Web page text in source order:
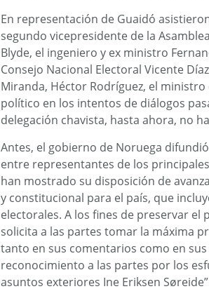
En representación de Guaidó
segundo vicepresidente de la
Blyde, el ingeniero y ex ministro
Consejo Nacional Electoral Vicente
Miranda, Héctor Rodríguez, el
político en los intentos de diálogos
delegación chavista, hasta ahora, no
Antes, el gobierno de Noruega
entre representantes de los
han mostrado su disposición de
y constitucional para el país, que
electorales. A los fines de preservar
solicita a las partes tomar la máxima
tanto en sus comentarios como en
reconocimiento a las partes por los
asuntos exteriores Ine Eriksen